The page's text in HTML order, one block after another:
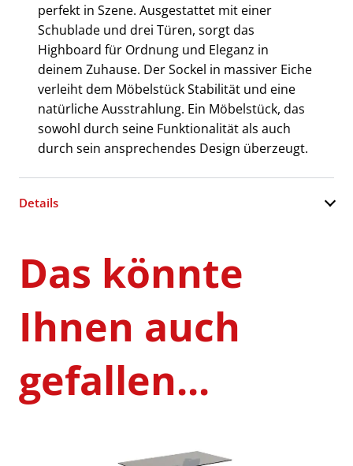
perfekt in Szene. Ausgestattet mit einer
Schublade und drei Türen, sorgt das
Highboard für Ordnung und Eleganz in
deinem Zuhause. Der Sockel in massiver Eiche
verleiht dem Möbelstück Stabilität und eine
natürliche Ausstrahlung. Ein Möbelstück, das
sowohl durch seine Funktionalität als auch
durch sein ansprechendes Design überzeugt.
Details
Das könnte
Ihnen auch
gefallen...